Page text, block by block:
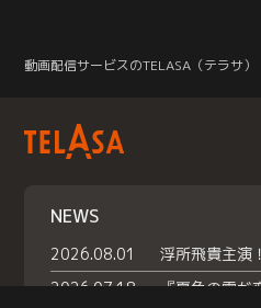
動画配信サービスのTELASA（テラサ）
NEWS
2026.08.01
2026.07.18